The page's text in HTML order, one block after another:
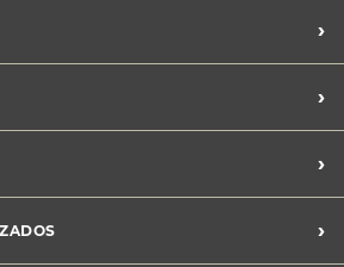
›
›
›
›